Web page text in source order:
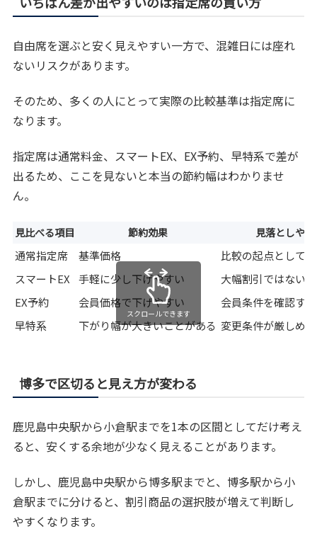
自由席を選ぶと安く見えやすい一方で、混雑日には座れ
ないリスクがあります。
そのため、多くの人にとって実際の比較基準は指定席に
なります。
指定席は通常料金、スマートEX、EX予約、早特系で差が
出るため、ここを見ないと本当の節約幅はわかりませ
ん。
見比べる項目 節約効果 見落としや
通常指定席 基準価格
比較の起点として
スマートEX
手軽に少し下げやすい
大幅割引ではない
EX予約
会員価格で下げやすい
会員条件を確認す
早特系
下がり幅が大きいことがある 変更条件が厳しめ
スクロールできます
博多で区切ると見え方が変わる
鹿児島中央駅から小倉駅までを1本の区間としてだけ考え
ると、安くする余地が少なく見えることがあります。
しかし、鹿児島中央駅から博多駅までと、博多駅から小
倉駅までに分けると、割引商品の選択肢が増えて判断し
やすくなります。